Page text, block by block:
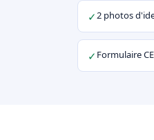
✓2 photos
✓ Formulaire